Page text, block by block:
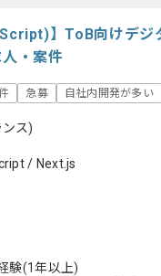
】ToB向けデジ
・案件
急募 自社内開発が多い
ス)
/ Next.js
験(1年以上)